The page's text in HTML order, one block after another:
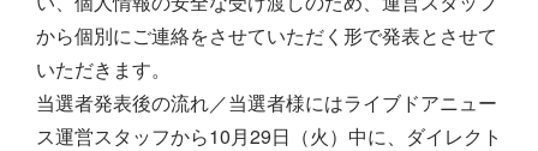
から個別にご連絡をさせていただく形で発表とさせて
いただきます。
当選者発表後の流れ／当選者様にはライブドアニュー
ス運営スタッフから10月29日（火）中に、ダイレクト